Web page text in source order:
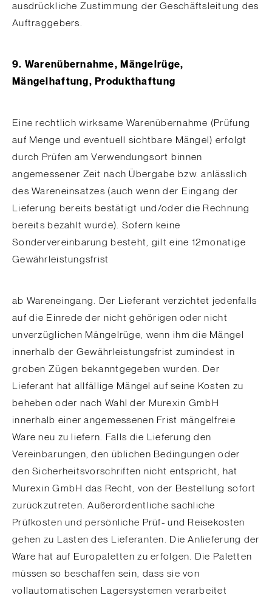
ausdrückliche Zustimmung der Geschäftsleitung des
Auftraggebers.
9. Warenübernahme, Mängelrüge,
Mängelhaftung, Produkthaftung
Eine rechtlich wirksame Warenübernahme (Prüfung
auf Menge und eventuell sichtbare Mängel) erfolgt
durch Prüfen am Verwendungsort binnen
angemessener Zeit nach Übergabe bzw. anlässlich
des Wareneinsatzes (auch wenn der Eingang der
Lieferung bereits bestätigt und/oder die Rechnung
bereits bezahlt wurde). Sofern keine
Sondervereinbarung besteht, gilt eine 12monatige
Gewährleistungsfrist
ab Wareneingang. Der Lieferant verzichtet jedenfalls
auf die Einrede der nicht gehörigen oder nicht
unverzüglichen Mängelrüge, wenn ihm die Mängel
innerhalb der Gewährleistungsfrist zumindest in
groben Zügen bekanntgegeben wurden. Der
Lieferant hat allfällige Mängel auf seine Kosten zu
beheben oder nach Wahl der Murexin GmbH
innerhalb einer angemessenen Frist mängelfreie
Ware neu zu liefern. Falls die Lieferung den
Vereinbarungen, den üblichen Bedingungen oder
den Sicherheitsvorschriften nicht entspricht, hat
Murexin GmbH das Recht, von der Bestellung sofort
zurückzutreten. Außerordentliche sachliche
Prüfkosten und persönliche Prüf- und Reisekosten
gehen zu Lasten des Lieferanten. Die Anlieferung der
Ware hat auf Europaletten zu erfolgen. Die Paletten
müssen so beschaffen sein, dass sie von
vollautomatischen Lagersystemen verarbeitet